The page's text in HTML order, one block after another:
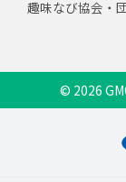
趣味なび協会・
© 2026